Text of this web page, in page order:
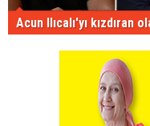
Acun Ilıcalı'yı kızdıran